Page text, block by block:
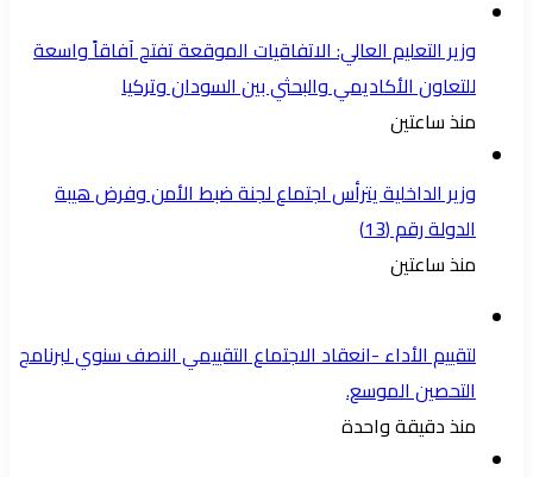
وزير التعليم العالي: الاتفاقيات الموقعة تفتح آفاقاً واسعة
للتعاون الأكاديمي والبحثي بين السودان وتركيا
منذ ساعتين
وزير الداخلية يترأس اجتماع لجنة ضبط الأمن وفرض هيبة
الدولة رقم (13)
منذ ساعتين
لتقييم الأداء -انعقاد الاجتماع التقييمي النصف سنوي لبرنامج
التحصين الموسع.
منذ دقيقة واحدة